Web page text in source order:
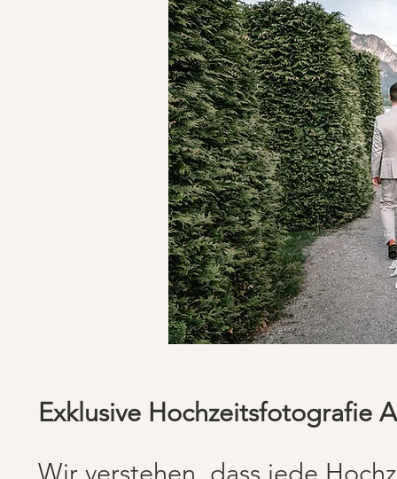
Exklusive Hochzeitsfotografie
Wir verstehen, dass jede